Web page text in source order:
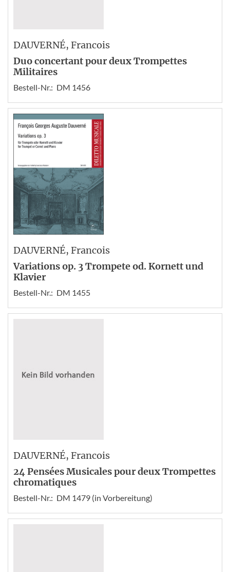
DAUVERNÉ, Francois
Duo concertant pour deux Trompettes
Militaires
Bestell-Nr.: DM 1456
DAUVERNÉ, Francois
Variations op. 3 Trompete od. Kornett und
Klavier
Bestell-Nr.: DM 1455
DAUVERNÉ, Francois
24 Pensées Musicales pour deux Trompettes
chromatiques
Bestell-Nr.: DM 1479 (in Vorbereitung)